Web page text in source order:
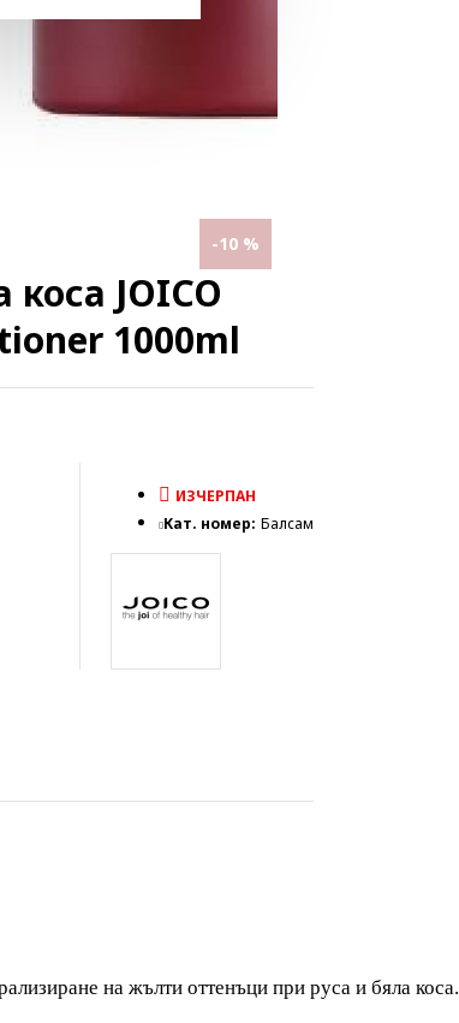
-10 %
JOICO
1000ml
ИЗЧЕРПАН
Кат. номер: Балсам
на жълти оттенъци при руса и бяла коса.